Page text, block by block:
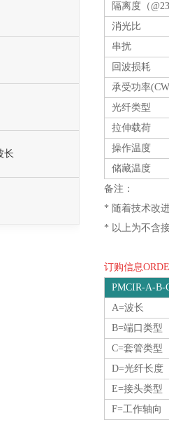
长
隔离度（
消光比
串扰
回波损耗
承受功率
光纤类型
拉伸载荷
操作温度
储藏温度
备注：
* 随着技术改
* 以上为不含
订购信息
PMCIR-A-B-
A=波长
B=端口类型
C=套管类型
D=光纤长度
E=接头类型
F=工作轴向